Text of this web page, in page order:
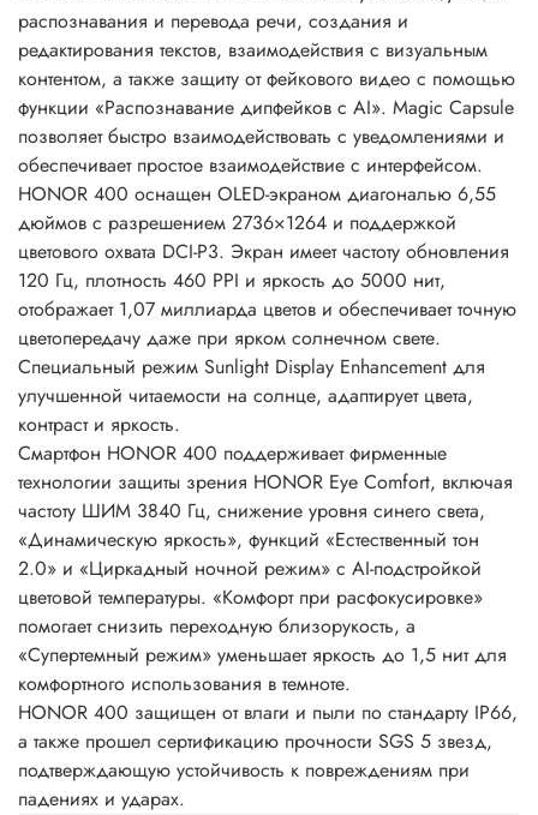
распознавания и перевода речи, создания и
редактирования текстов, взаимодействия с визуальным
контентом, а также защиту от фейкового видео с помощью
функции «Распознавание дипфейков с AI». Magic Capsule
позволяет быстро взаимодействовать с уведомлениями и
обеспечивает простое взаимодействие с интерфейсом.
HONOR 400 оснащен OLED-экраном диагональю 6,55
дюймов с разрешением 2736×1264 и поддержкой
цветового охвата DCI-P3. Экран имеет частоту обновления
120 Гц, плотность 460 PPI и яркость до 5000 нит,
отображает 1,07 миллиарда цветов и обеспечивает точную
цветопередачу даже при ярком солнечном свете.
Специальный режим Sunlight Display Enhancement для
улучшенной читаемости на солнце, адаптирует цвета,
контраст и яркость.
Смартфон HONOR 400 поддерживает фирменные
технологии защиты зрения HONOR Eye Comfort, включая
частоту ШИМ 3840 Гц, снижение уровня синего света,
«Динамическую яркость», функций «Естественный тон
2.0» и «Циркадный ночной режим» с AI-подстройкой
цветовой температуры. «Комфорт при расфокусировке»
помогает снизить переходную близорукость, а
«Супертемный режим» уменьшает яркость до 1,5 нит для
комфортного использования в темноте.
HONOR 400 защищен от влаги и пыли по стандарту IP66,
а также прошел сертификацию прочности SGS 5 звезд,
подтверждающую устойчивость к повреждениям при
падениях и ударах.